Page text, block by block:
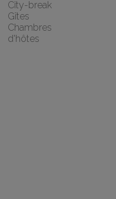
City-break
Gîtes
Chambres
d'hôtes